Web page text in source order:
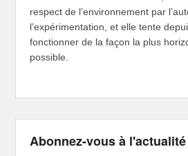
respect de l’environnement par
l’expérimentation, et elle tente
fonctionner de la façon la plus
possible.
Abonnez-vous à